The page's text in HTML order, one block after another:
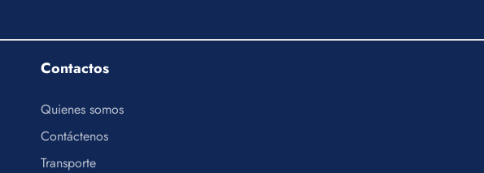
Contactos
Quienes somos
Contáctenos
Transporte